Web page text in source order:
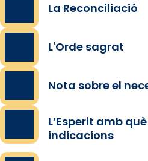
La Reconciliació
L'Orde sagrat
Nota sobre el
L’Esperit amb
indicacions